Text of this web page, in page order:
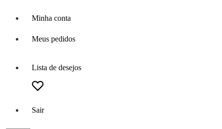
Minha conta
Meus pedidos
Lista de desejos
Sair